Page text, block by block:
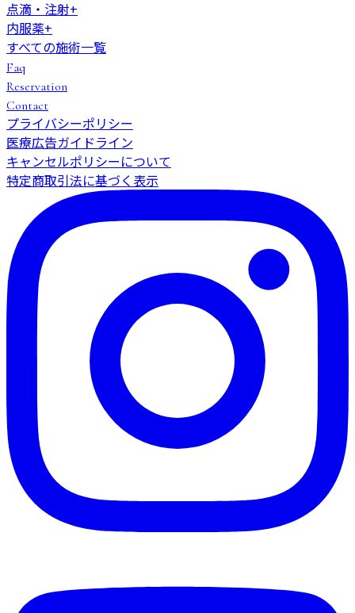
点滴・注射+
内服薬+
すべての施術一覧
Faq
Reservation
Contact
プライバシーポリシー
医療広告ガイドライン
キャンセルポリシーについて
特定商取引法に基づく表示